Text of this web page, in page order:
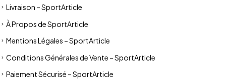
Livraison – SportArticle
À Propos de SportArticle
Mentions Légales – SportArticle
Conditions Générales de Vente – SportArticle
Paiement Sécurisé – SportArticle